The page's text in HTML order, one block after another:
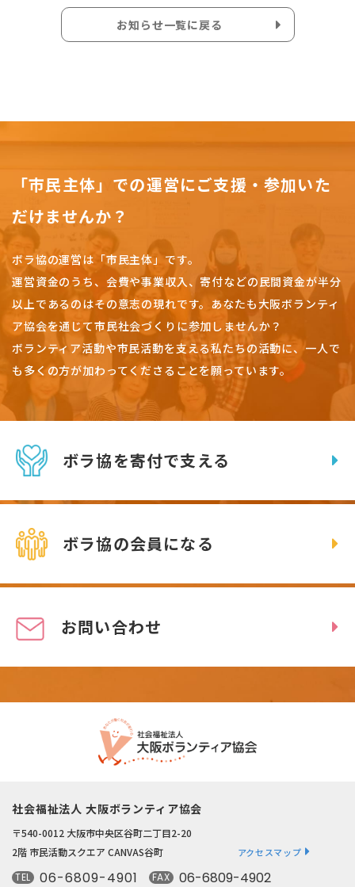
お知らせ一覧に戻る
「市民主体」での運営にご支援・参加いた
だけませんか？
ボラ協の運営は「市民主体」です。
運営資金のうち、会費や事業収入、寄付などの民間資金が半分
以上であるのはその意志の現れです。 あなたも大阪ボランティ
ア協会を通じて市民社会づくりに参加しませんか？
ボランティア活動や市民活動を支える私たちの活動に、一人で
も多くの方が加わってくださることを願っています。
ボラ協を寄付で支える
ボラ協の会員になる
お問い合わせ
社会福祉法人 大阪ボランティア協会
〒540-0012 大阪市中央区谷町二丁目2-20
2階 市民活動スクエア CANVAS谷町
アクセスマップ
TEL 06-6809-4901 FAX 06-6809-4902